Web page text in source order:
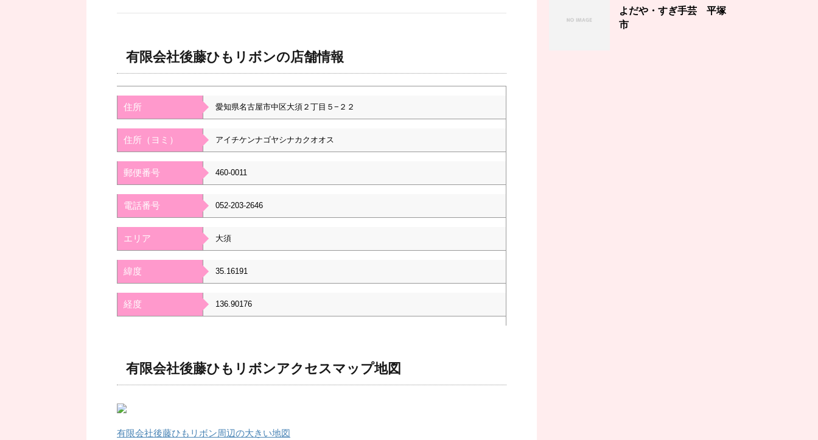
有限会社後藤ひもリボンの店舗情報
住所 愛知県名古屋市中区大須２丁目５−２２
住所（ヨミ） アイチケンナゴヤシナカクオオス
郵便番号 460-0011
電話番号 052-203-2646
エリア 大須
緯度 35.16191
経度 136.90176
有限会社後藤ひもリボンアクセスマップ地図
有限会社後藤ひもリボン周辺の大きい地図
よだや・すぎ手芸 平塚
市